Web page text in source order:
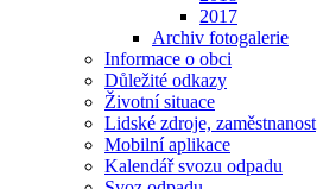
2017
Archiv fotogalerie
Informace o obci
Důležité odkazy
Životní situace
Lidské zdroje, zaměstnanost
Mobilní aplikace
Kalendář svozu odpadu